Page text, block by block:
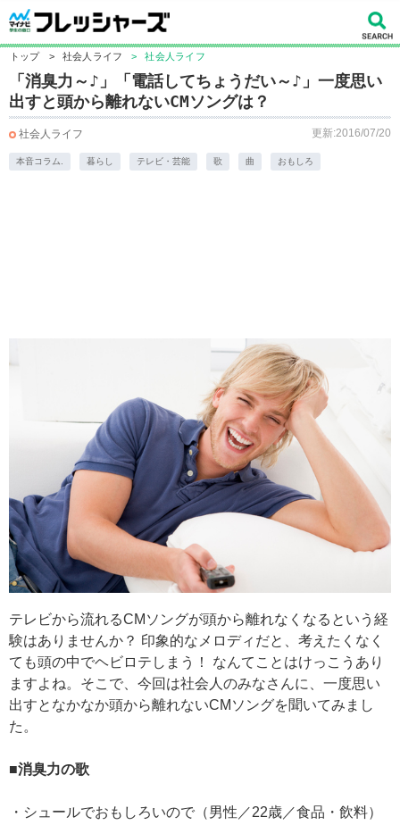
トップ > 社会人ライフ > 社会人ライフ
「消臭力～♪」「電話してちょうだい～♪」一度思い
出すと頭から離れないCMソングは？
社会人ライフ 更新:2016/07/20
本音コラム. 暮らし テレビ・芸能 歌 曲 おもしろ
テレビから流れるCMソングが頭から離れなくなるという経
験はありませんか？ 印象的なメロディだと、考えたくなく
ても頭の中でヘビロテしまう！ なんてことはけっこうあり
ますよね。そこで、今回は社会人のみなさんに、一度思い
出すとなかなか頭から離れないCMソングを聞いてみまし
た。
■消臭力の歌
・シュールでおもしろいので（男性／22歳／食品・飲料）